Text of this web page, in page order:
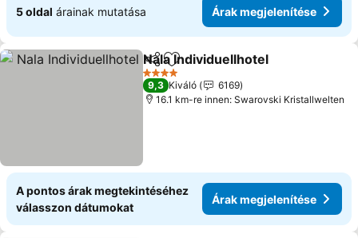
5 oldal árainak mutatása Árak megjelenítése
Megosztás
Hozzáadás a kedvencekhez
Nala Individuellhotel
4 Kategória
9,3 Kiváló
6169
16.1 km-re innen: Swarovski Kristallwelten
A pontos árak megtekintéséhez
válasszon dátumokat
Árak megjelenítése